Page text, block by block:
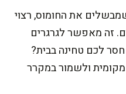
את החומוס, רצוי
זה מאפשר לגרגרים
לכם טחינה בבית?
ולשמור במקרר